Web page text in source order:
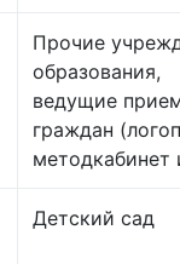
Прочие
образования,
ведущие
граждан
методкабинет
Детский сад